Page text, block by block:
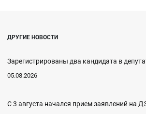
ДРУГИЕ НОВОСТИ
Зарегистрированы два кандидата в
05.08.2026
С 3 августа начался прием заявлений на